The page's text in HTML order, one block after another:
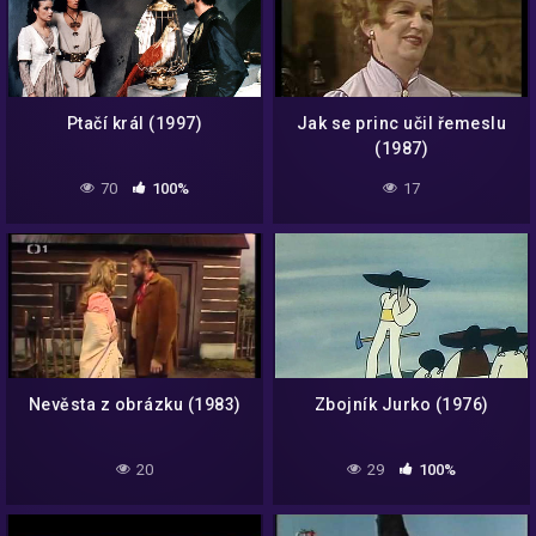
Ptačí král (1997)
70 100%
Jak se princ učil řemeslu
(1987)
17
Nevěsta z obrázku (1983)
20
Zbojník Jurko (1976)
29 100%